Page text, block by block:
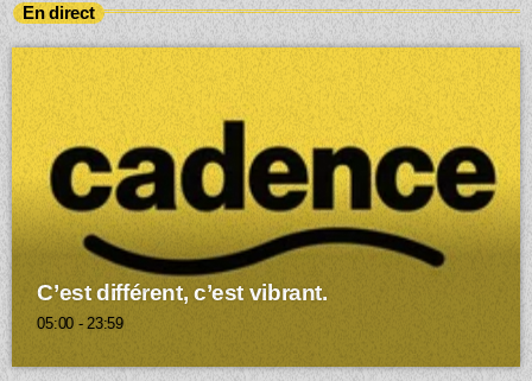
En direct
C’est différent, c’est vibrant.
05:00 - 23:59